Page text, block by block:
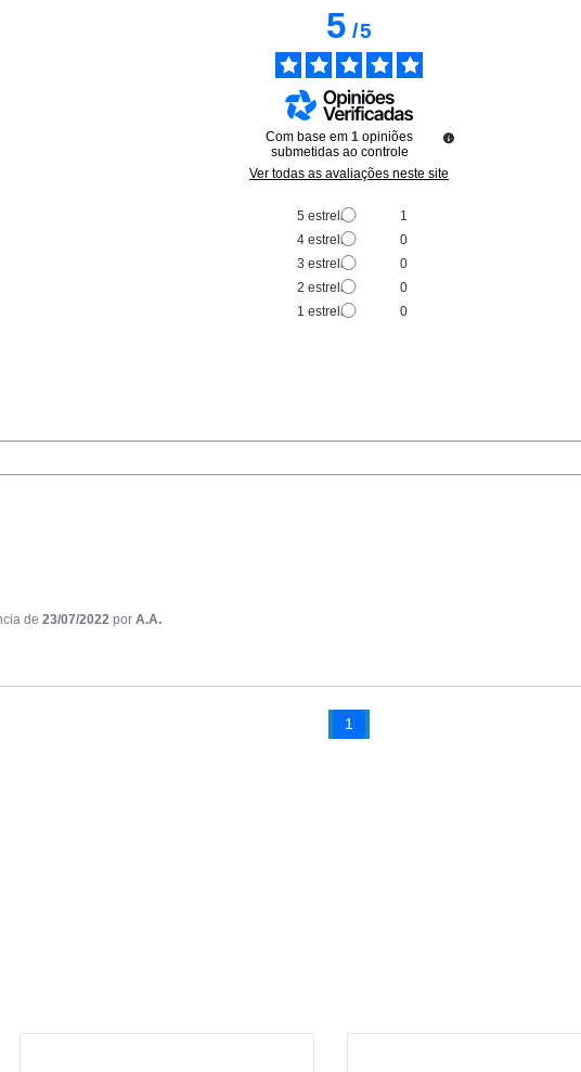
5/5
Com base em 1 opiniões
submetidas ao controle
Ver todas as avaliações neste site
5 estrelas
1
4 estrelas
0
3 estrelas
0
2 estrelas
0
1 estrela 0
de 23/07/2022 por A.A.
1